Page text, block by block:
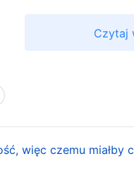
Duch Święty
wyraźnie, że
niosący
Czytaj
więc czemu